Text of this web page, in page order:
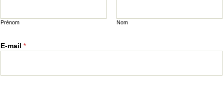
Prénom Nom
E-mail *